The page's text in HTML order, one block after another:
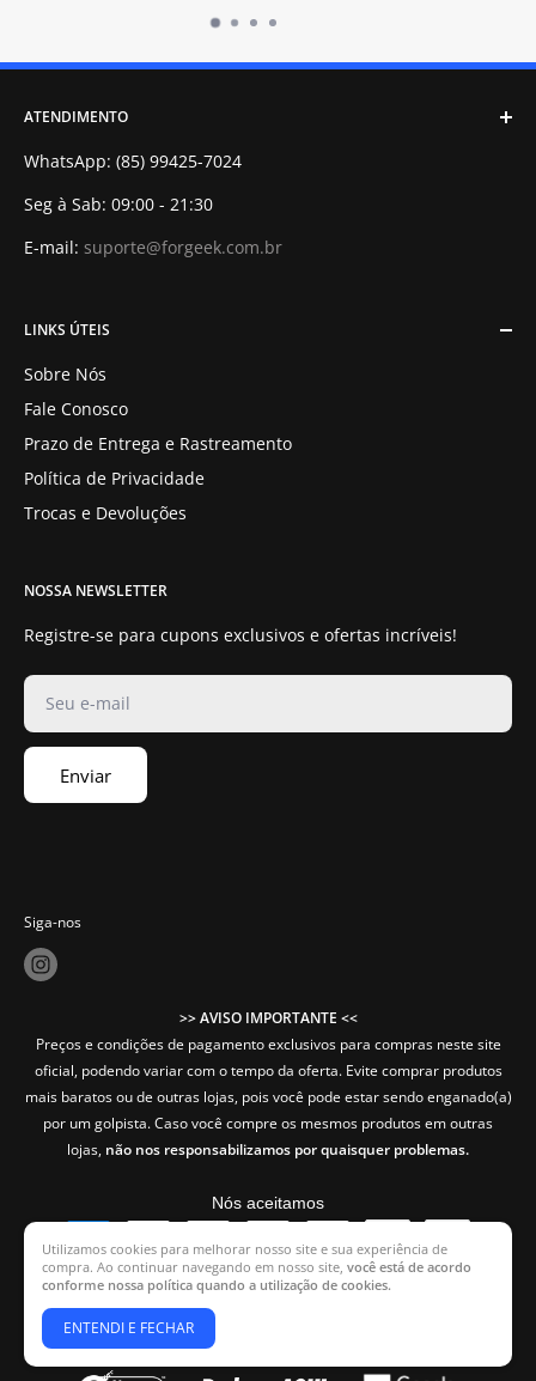
ATENDIMENTO
WhatsApp: (85) 99425-7024
Seg à Sab: 09:00 - 21:30
E-mail: suporte@forgeek.com.br
LINKS ÚTEIS
Sobre Nós
Fale Conosco
Prazo de Entrega e Rastreamento
Política de Privacidade
Trocas e Devoluções
NOSSA NEWSLETTER
Registre-se para cupons exclusivos e ofertas incríveis!
Seu e-mail
Enviar
Siga-nos
>> AVISO IMPORTANTE <<
Preços e condições de pagamento exclusivos para compras neste site
oficial, podendo variar com o tempo da oferta. Evite comprar produtos
mais baratos ou de outras lojas, pois você pode estar sendo enganado(a)
por um golpista. Caso você compre os mesmos produtos em outras
lojas, não nos responsabilizamos por quaisquer problemas.
Nós aceitamos
Copyright - ForGeek© | Todos os Direitos Reservados.
CNPJ: 66.058.362/0001-41
Utilizamos cookies para melhorar nosso site e sua experiência de
compra. Ao continuar navegando em nosso site, você está de acordo
conforme nossa política quando a utilização de cookies.
ENTENDI E FECHAR